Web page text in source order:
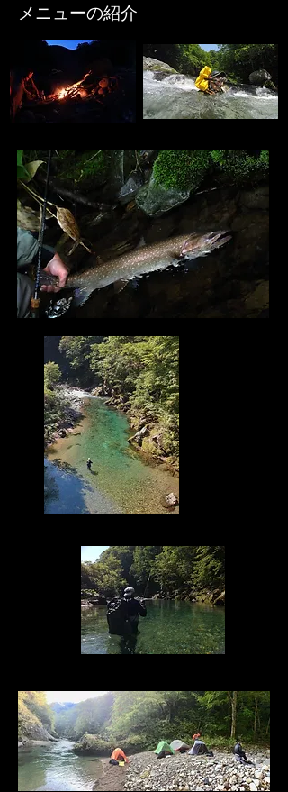
メニューの紹介